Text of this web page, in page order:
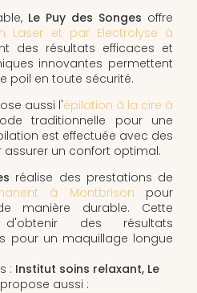
Le Puy des Songes offre
Laser et par Electrolyse à
des résultats efficaces et
innovantes permettent
poil en toute sécurité.
aussi l'épilation à la cire à
traditionnelle pour une
est effectuée avec des
un confort optimal.
réalise des prestations de
à Montbrison pour
manière durable. Cette
des résultats
pour un maquillage longue
: Institut soins relaxant, Le
aussi :